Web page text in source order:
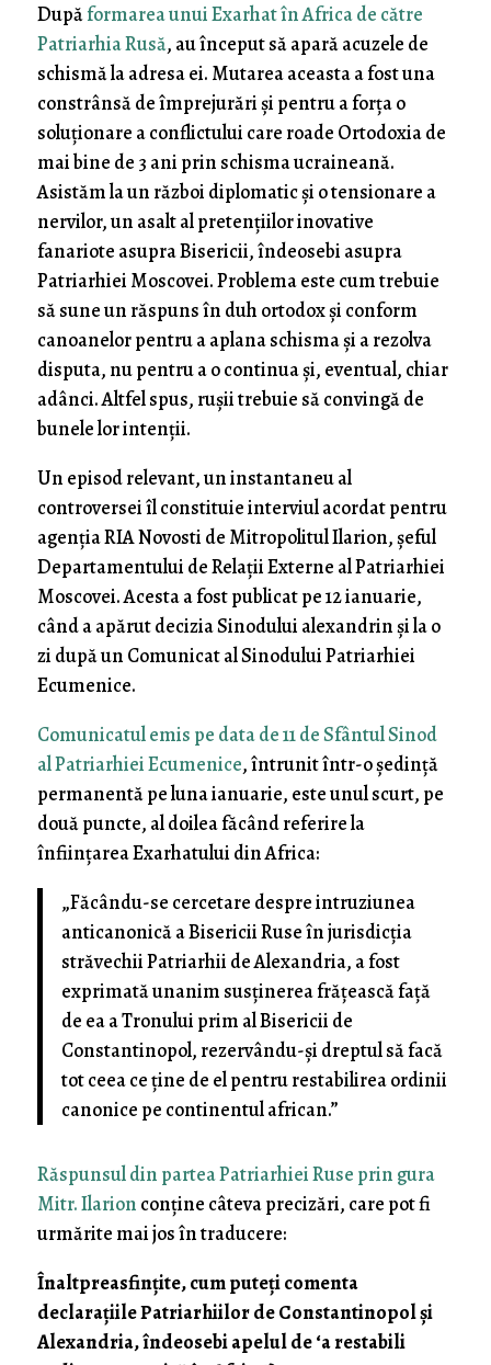
Dupăformarea unui Exarhat în Africa de către
Patriarhia Rusă, au început să apară acuzele de
schismă la adresa ei. Mutarea aceasta a fost una
constrânsă de împrejurări și pentru a forța o
soluționare a conflictului care roade Ortodoxia de
mai bine de 3 ani prin schisma ucraineană.
Asistăm la un război diplomatic și o tensionare a
nervilor, un asalt al pretențiilor inovative
fanariote asupra Bisericii, îndeosebi asupra
Patriarhiei Moscovei. Problema este cum trebuie
să sune un răspuns în duh ortodox și conform
canoanelor pentru a aplana schisma și a rezolva
disputa, nu pentru a o continua și, eventual, chiar
adânci. Altfel spus, rușii trebuie să convingă de
bunele lor intenții.
Un episod relevant, un instantaneu al
controversei îl constituie interviul acordat pentru
agenția RIA Novosti de Mitropolitul Ilarion, șeful
Departamentului de Relații Externe al Patriarhiei
Moscovei. Acesta a fost publicat pe 12 ianuarie,
când a apărut decizia Sinodului alexandrin și la o
zi după un Comunicat al Sinodului Patriarhiei
Ecumenice.
Comunicatul emis pe data de 11 de Sfântul Sinod
al Patriarhiei Ecumenice, întrunit într-o ședință
permanentă pe luna ianuarie, este unul scurt, pe
două puncte, al doilea făcând referire la
înființarea Exarhatului din Africa:
„Făcându-se cercetare despre intruziunea
anticanonică a Bisericii Ruse în jurisdicția
străvechii Patriarhii de Alexandria, a fost
exprimată unanim susținerea frățească față
de ea a Tronului prim al Bisericii de
Constantinopol, rezervându-și dreptul să facă
tot ceea ce ține de el pentru restabilirea ordinii
canonice pe continentul african.”
Răspunsul din partea Patriarhiei Ruse prin gura
Mitr. Ilarion conține câteva precizări, care pot fi
urmărite mai jos în traducere:
Înaltpreasfințite, cum puteți comenta
declarațiile Patriarhiilor de Constantinopol și
Alexandria, îndeosebi apelul de ‘a restabili